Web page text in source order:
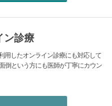
ン診療
用したオンライン診療にも対応して
倒という方にも医師が丁寧にカウン